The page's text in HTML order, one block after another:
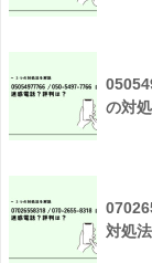
の対
対処法